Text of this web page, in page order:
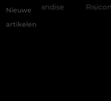
Nieuwe
artikelen